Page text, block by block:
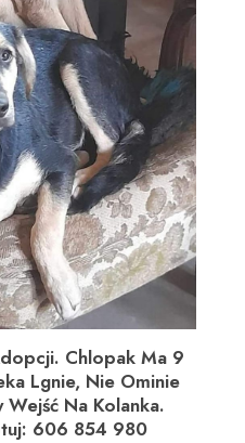
Chlopak Ma 9
Lgnie, Nie Ominie
Na Kolanka.
606 854 980